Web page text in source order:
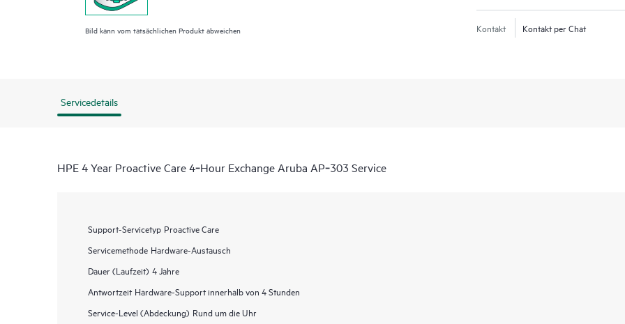
Bild kann vom tatsächlichen Produkt abweichen Kontakt Kontakt per Chat
Servicedetails
HPE 4 Year Proactive Care 4‑Hour Exchange Aruba AP‑303 Service
Support-Servicetyp Proactive Care
Servicemethode Hardware-Austausch
Dauer (Laufzeit) 4 Jahre
Antwortzeit Hardware-Support innerhalb von 4 Stunden
Service-Level (Abdeckung) Rund um die Uhr